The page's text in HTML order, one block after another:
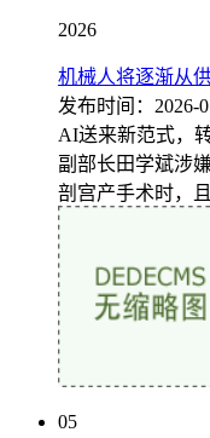
2026
机械人将逐渐从
发布时间：2026-
AI送来新范式，
副部长田学斌涉
剖宫产手术时，
05